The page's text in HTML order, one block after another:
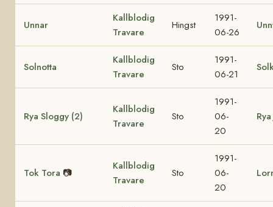
Unnar
Kallblodig
Travare
Hingst
1991-
06-26
Solnotta
Kallblodig
Travare
Sto
1991-
06-21
Rya Sloggy (2)
Kallblodig
Travare
Sto
1991-
06-
20
Tok Tora 📷
Kallblodig
Travare
Sto
1991-
06-
20